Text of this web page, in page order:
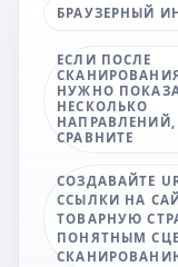
БРАУЗЕРНЫЙ
ЕСЛИ ПОСЛЕ
НУЖНО
НЕСКОЛЬКО
НАПРАВЛЕНИЙ,
СРАВНИТЕ
СОЗДАВАЙТЕ
ССЫЛКИ НА
ТОВАРНУЮ
ПОНЯТНЫМ